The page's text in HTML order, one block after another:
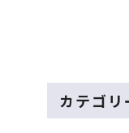
カテゴリ